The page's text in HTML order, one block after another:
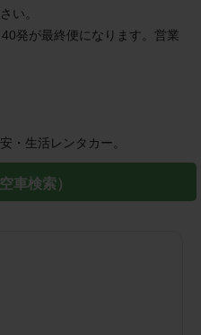
い。
発が最終便になります。営業
車検索）